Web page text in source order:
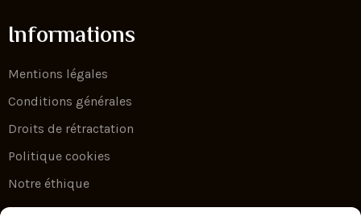
Informations
Mentions légales
Conditions générales
Droits de rétractation
Politique cookies
Notre éthique